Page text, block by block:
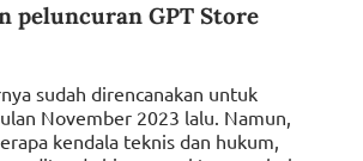
peluncuran GPT Store
sudah direncanakan untuk
November 2023 lalu. Namun,
kendala teknis dan hukum,